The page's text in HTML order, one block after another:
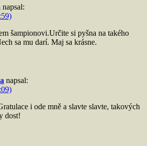
napsal:
šampionovi.Určite si pyšna na takého
sa mu darí. Maj sa krásne.
napsal:
i ode mně a slavte slavte, takových
dost!